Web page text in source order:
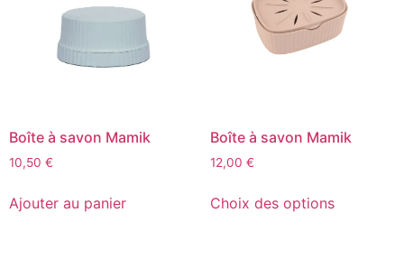
Boîte à savon Mamik
10,50 €
Ajouter au panier
Boîte à savon Mamik
12,00 €
Choix des options